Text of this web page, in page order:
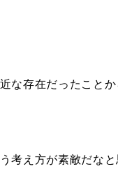
な存在だったこと
考え方が素敵だな